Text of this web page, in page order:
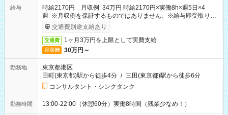
給与
時給2170円 月収例 34万円 時給2170円×実働8h×週5日×4
週 ※月収例を保証するものではありません。※給与即受取りサ
ービス利用可（利用条件有）
交通費別途支給あり
交通費 1ヶ月3万円を上限として実費支給
月収例 30万円～
勤務地
東京都港区
田町(東京都)駅から徒歩4分 / 三田(東京都)駅から徒歩6分
コンサルタント・シンクタンク
勤務時間 13:00-22:00（休憩60分）実働8時間（残業少なめ！）